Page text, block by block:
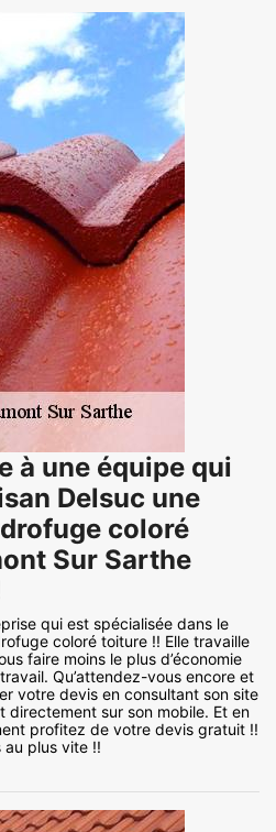
à une équipe qui
Delsuc une
coloré
Sur Sarthe
qui est spécialisée dans le
coloré toiture !! Elle travaille
faire moins le plus d’économie
Qu’attendez-vous encore et
votre devis en consultant son site
directement sur son mobile. Et en
profitez de votre devis gratuit !!
plus vite !!